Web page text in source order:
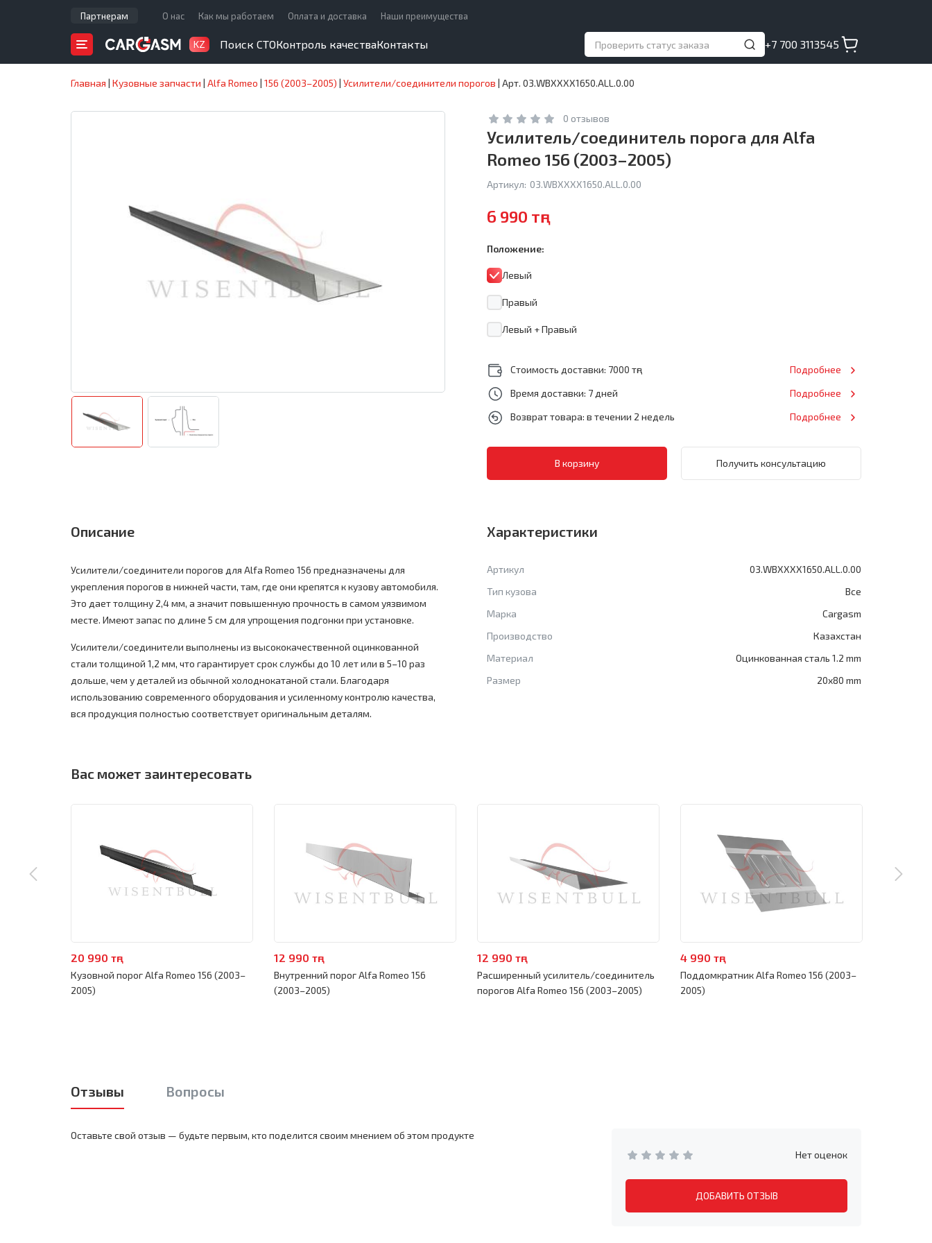
Партнерам О нас Как мы работаем Оплата и доставка Наши преимущества
KZ Поиск СТОКонтроль качестваКонтакты +7 700 3113545
Главная | Кузовные запчасти | Alfa Romeo | 156 (2003–2005) | Усилители/соединители порогов | Арт. 03.WBXXXX1650.ALL.0.00
0 отзывов
Усилитель/соединитель порога для Alfa
Romeo 156 (2003–2005)
Артикул: 03.WBXXXX1650.ALL.0.00
6 990 тңг
Положение:
Левый
Правый
Левый + Правый
Стоимость доставки: 7000 тңг
Подробнее
Время доставки: 7 дней
Подробнее
Возврат товара: в течении 2 недель
Подробнее
Получить консультацию
Описание
Усилители/соединители порогов для Alfa Romeo 156 предназначены для
укрепления порогов в нижней части, там, где они крепятся к кузову автомобиля.
Это дает толщину 2,4 мм, а значит повышенную прочность в самом уязвимом
месте. Имеют запас по длине 5 см для упрощения подгонки при установке.
Усилители/соединители выполнены из высококачественной оцинкованной
стали толщиной 1,2 мм, что гарантирует срок службы до 10 лет или в 5–10 раз
дольше, чем у деталей из обычной холоднокатаной стали. Благодаря
использованию современного оборудования и усиленному контролю качества,
вся продукция полностью соответствует оригинальным деталям.
Характеристики
Артикул
03.WBXXXX1650.ALL.0.00
Тип кузова
Все
Марка
Cargasm
Производство
Казахстан
Материал
Оцинкованная сталь 1.2 mm
Размер
20x80 mm
Вас может заинтересовать
20 990 тңг
Кузовной порог Alfa Romeo 156 (2003–
2005)
12 990 тңг
Внутренний порог Alfa Romeo 156
(2003–2005)
12 990 тңг
Расширенный усилитель/соединитель
порогов Alfa Romeo 156 (2003–2005)
4 990 тңг
Поддомкратник Alfa Romeo 156 (2003–
2005)
Отзывы Вопросы
Нет оценок
ДОБАВИТЬ ОТЗЫВ
Оставьте свой отзыв — будьте первым, кто поделится своим мнением об этом продукте